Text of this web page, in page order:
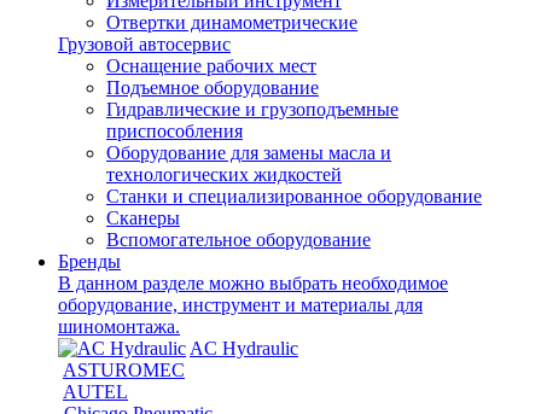
Отвертки динамометрические
Грузовой автосервис
Оснащение рабочих мест
Подъемное оборудование
Гидравлические и грузоподъемные
приспособления
Оборудование для замены масла и
технологических жидкостей
Станки и специализированное оборудование
Сканеры
Вспомогательное оборудование
Бренды
В данном разделе можно выбрать необходимое
оборудование, инструмент и материалы для
шиномонтажа.
AC Hydraulic
ASTUROMEC
AUTEL